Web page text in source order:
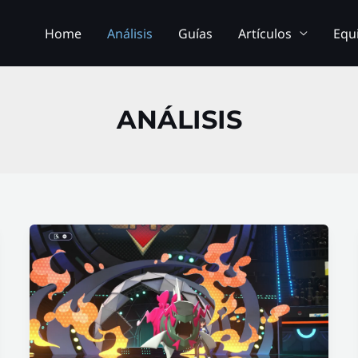
Home Análisis Guías Artículos
ANÁLISIS
Basculegion
en
Pokémon
Champions
(VGC):